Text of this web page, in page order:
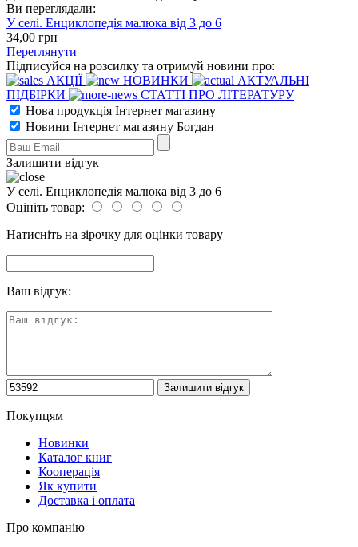
Ви переглядали:
У селі. Енциклопедія малюка від 3 до 6
34,00 грн
Переглянути
Підписуйся на розсилку та отримуй новини про:
АКЦІЇ
НОВИНКИ
АКТУАЛЬНІ
ПІДБІРКИ
СТАТТІ ПРО ЛІТЕРАТУРУ
Нова продукція Інтернет магазину
Новини Інтернет магазину Богдан
Залишити відгук
У селі. Енциклопедія малюка від 3 до 6
Оцініть товар:
Натисніть на зірочку для оцінки товару
Ваш відгук:
Покупцям
Новинки
Каталог книг
Кооперація
Як купити
Доставка і оплата
Про компанію